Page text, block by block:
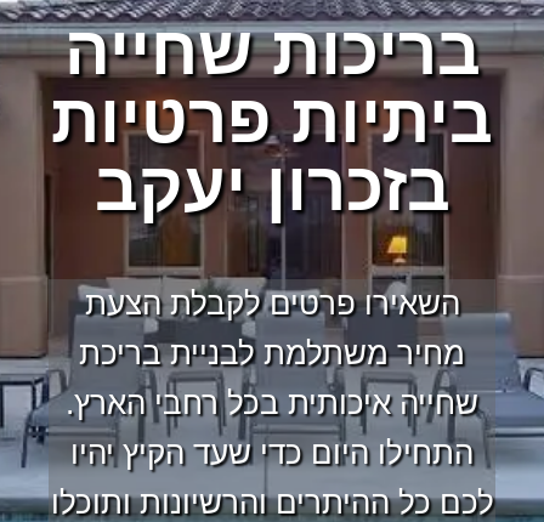
בריכות שחייה
ביתיות פרטיות
בזכרון יעקב
השאירו פרטים לקבלת הצעת
מחיר משתלמת לבניית בריכת
שחייה איכותית בכל רחבי הארץ.
התחילו היום כדי שעד הקיץ יהיו
לכם כל ההיתרים והרשיונות ותוכלו